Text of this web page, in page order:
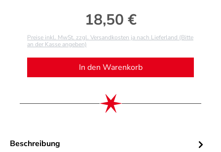
Regulärer Preis:
18,50 €
Preise inkl. MwSt. zzgl. Versandkosten ja nach Lieferland (Bitte
an der Kasse angeben)
In den Warenkorb
Beschreibung